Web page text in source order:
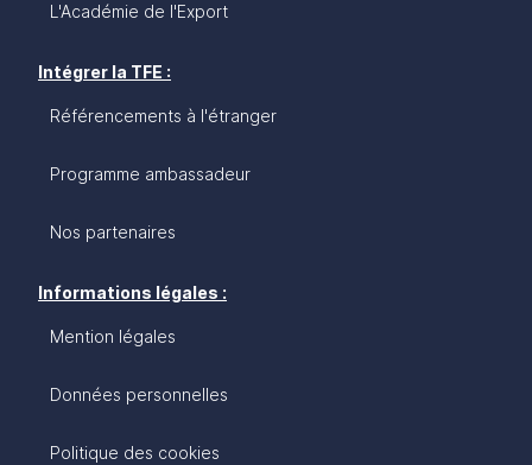
L'Académie de l'Export
Intégrer la TFE :
Référencements à l'étranger
Programme ambassadeur
Nos partenaires
Informations légales :
Mention légales
Données personnelles
Politique des cookies